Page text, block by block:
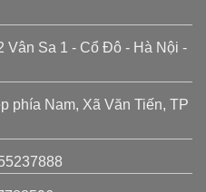
Vân Sa 1 - Cổ Đô - Hà Nội -
phía Nam, Xã Văn Tiến, TP